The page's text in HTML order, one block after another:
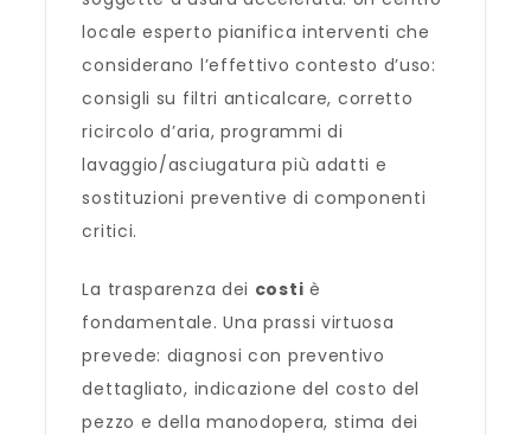
locale esperto pianifica interventi che
considerano l’effettivo contesto d’uso:
consigli su filtri anticalcare, corretto
ricircolo d’aria, programmi di
lavaggio/asciugatura più adatti e
sostituzioni preventive di componenti
critici.
La trasparenza dei costi è
fondamentale. Una prassi virtuosa
prevede: diagnosi con preventivo
dettagliato, indicazione del costo del
pezzo e della manodopera, stima dei